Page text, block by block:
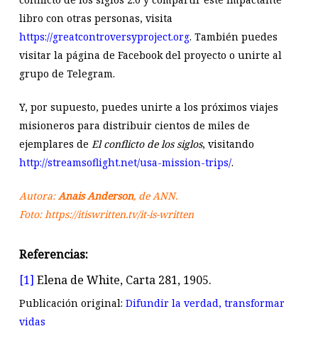
libro con otras personas, visita
https://greatcontroversyproject.org. También puedes
visitar la página de Facebook del proyecto o unirte al
grupo de Telegram.
Y, por supuesto, puedes unirte a los próximos viajes
misioneros para distribuir cientos de miles de
ejemplares de El conflicto de los siglos, visitando
http://streamsoflight.net/usa-mission-trips/.
Autora:Anais Anderson, de ANN.
Foto: https://itiswritten.tv/it-is-written
Referencias:
[1] Elena de White, Carta 281, 1905.
Publicación original: Difundir la verdad, transformar
vidas